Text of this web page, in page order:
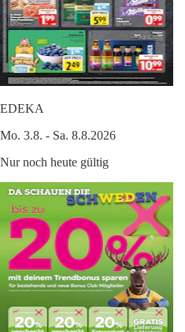
EDEKA
Mo. 3.8. - Sa. 8.8.2026
Nur noch heute gültig